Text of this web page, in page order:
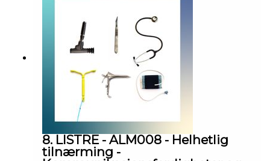
utarbeidet av KVALLM (allmennlegene Kristian
Høines og Morten Munkvik). Podcasten er ingen
fasit for hvordan læringsmålene skal tolkes, men
skal bidra til refleksjon rundt læringsmålene i
allmennmedisin.
8. LISTRE - ALM008 - Helhetlig
tilnærming -